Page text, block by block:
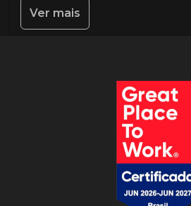
Ver mais